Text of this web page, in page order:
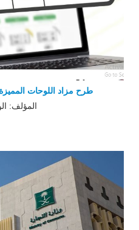
طرح مزاد اللوحات
المؤلف: